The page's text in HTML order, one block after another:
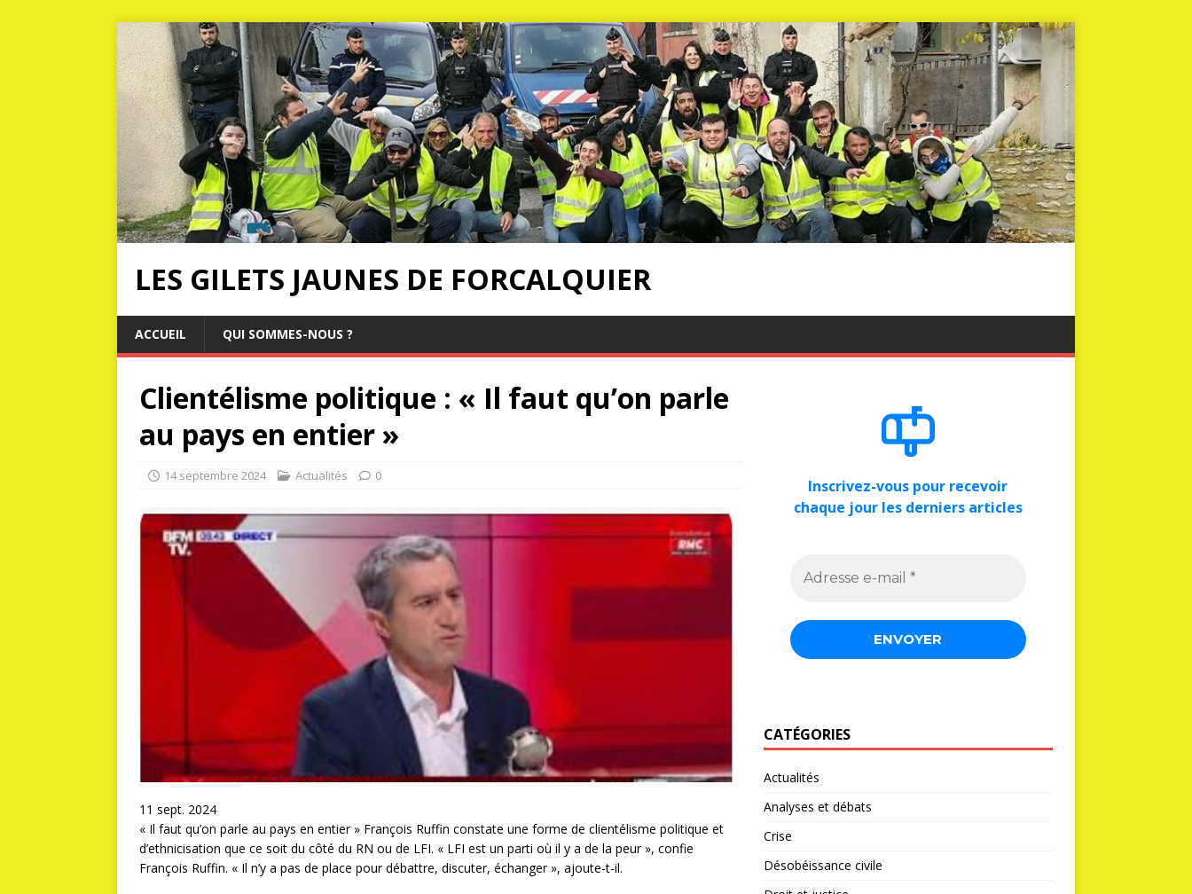
LES GILETS JAUNES DE FORCALQUIER
ACCUEIL QUI SOMMES-NOUS ?
Clientélisme politique : « Il faut qu’on parle
au pays en entier »
14 septembre 2024 Actualités 0
11 sept. 2024
« Il faut qu’on parle au pays en entier » François Ruffin constate une forme de clientélisme politique et
d’ethnicisation que ce soit du côté du RN ou de LFI. « LFI est un parti où il y a de la peur », confie
François Ruffin. « Il n’y a pas de place pour débattre, discuter, échanger », ajoute-t-il.
Inscrivez-vous pour recevoir
chaque jour les derniers articles
CATÉGORIES
Actualités
Analyses et débats
Crise
Désobéissance civile